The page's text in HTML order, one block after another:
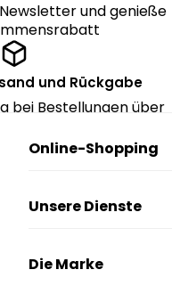
und genieße
und Rückgabe
bei Bestellungen über
Online-Shopping
Unsere Dienste
Die Marke